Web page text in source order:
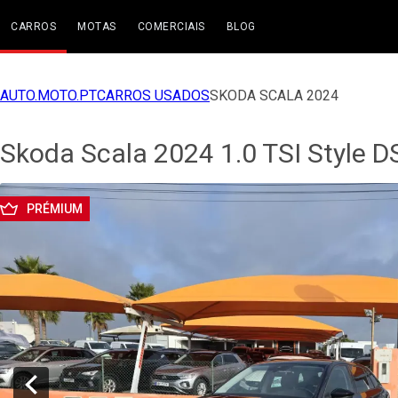
CARROS MOTAS COMERCIAIS BLOG
AUTO.MOTO.PTCARROS USADOSSKODA SCALA 2024
Skoda Scala 2024 1.0 TSI Style
PRÉMIUM